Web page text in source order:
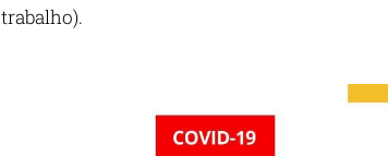
trabalho).